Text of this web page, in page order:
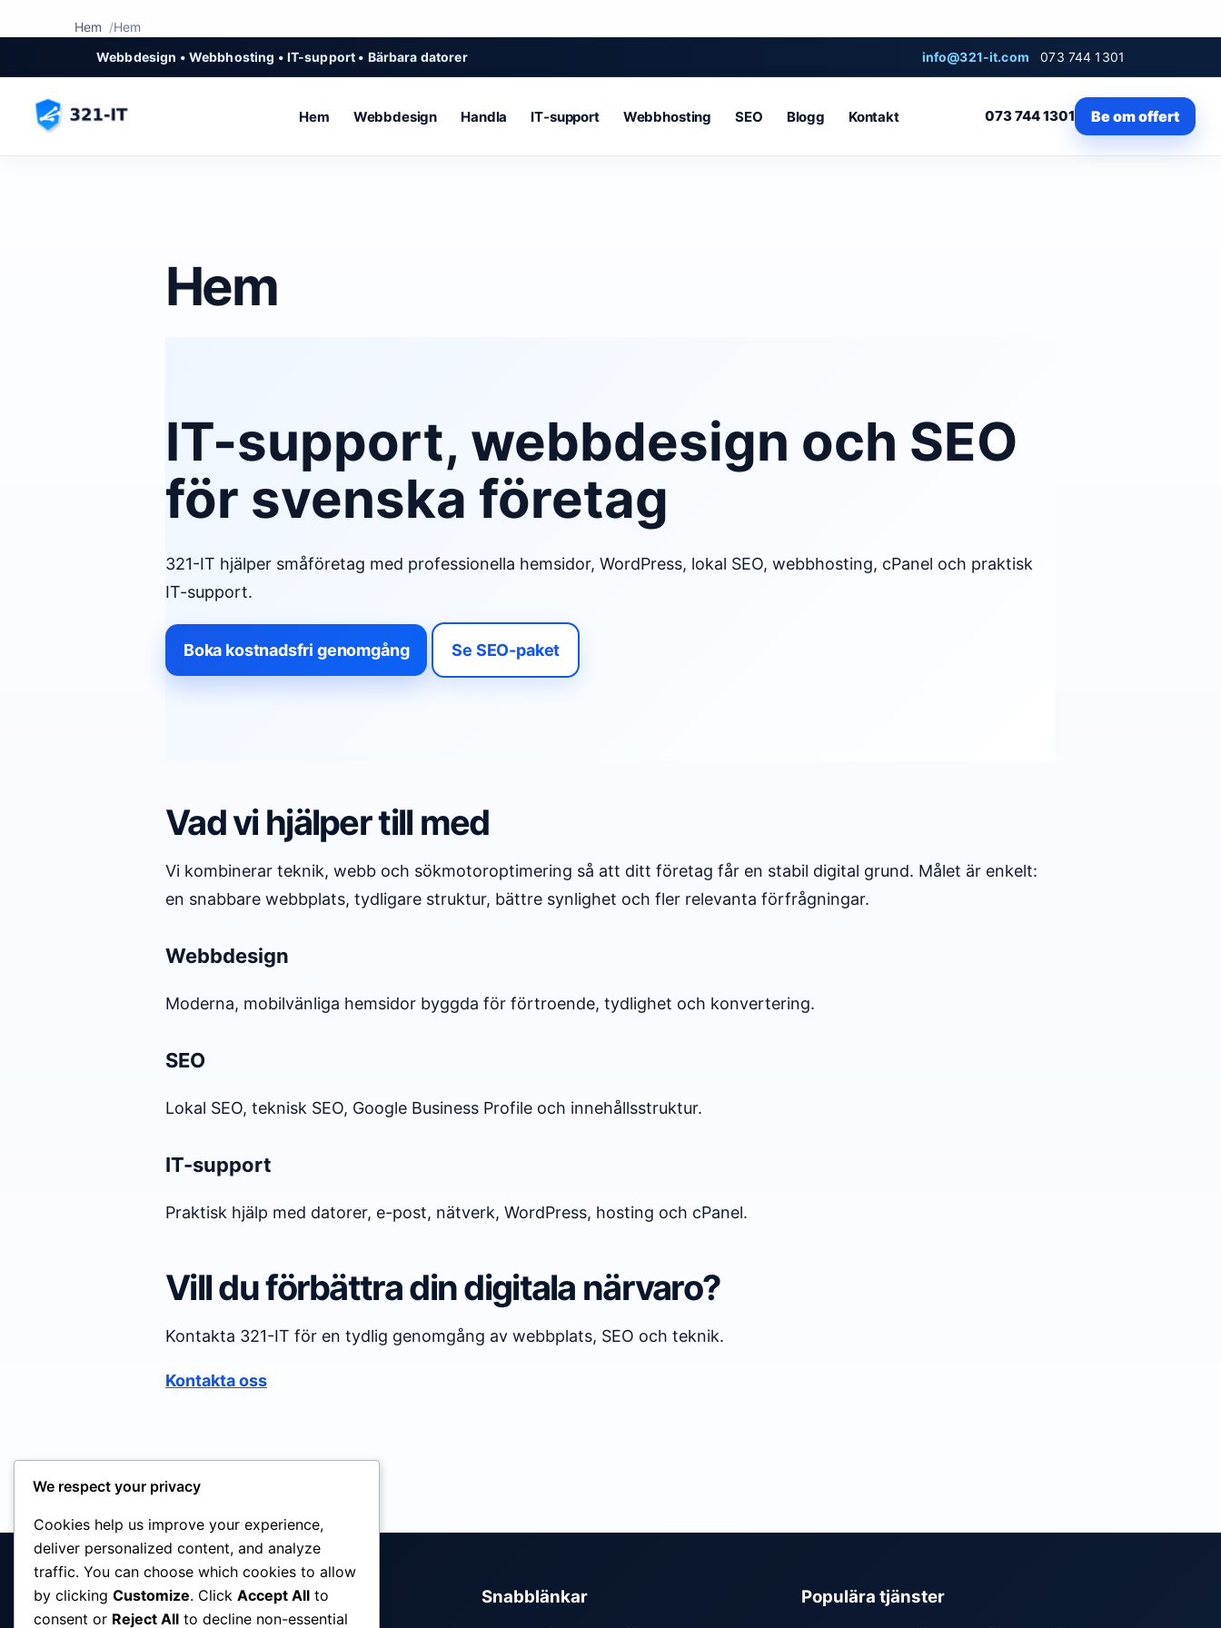
Hem
Hem
Webbdesign • Webbhosting • IT-support • Bärbara datorer
info@321-it.com 073 744 1301
Hem Webbdesign Handla IT‑support Webbhosting SEO Blogg Kontakt 073 744 1301 Be om offert
Hem
IT-support, webbdesign och SEO
för svenska företag
321-IT hjälper småföretag med professionella hemsidor, WordPress, lokal SEO, webbhosting, cPanel och praktisk
IT-support.
Boka kostnadsfri genomgång Se SEO-paket
Vad vi hjälper till med
Vi kombinerar teknik, webb och sökmotoroptimering så att ditt företag får en stabil digital grund. Målet är enkelt:
en snabbare webbplats, tydligare struktur, bättre synlighet och fler relevanta förfrågningar.
Webbdesign
Moderna, mobilvänliga hemsidor byggda för förtroende, tydlighet och konvertering.
SEO
Lokal SEO, teknisk SEO, Google Business Profile och innehållsstruktur.
IT-support
Praktisk hjälp med datorer, e-post, nätverk, WordPress, hosting och cPanel.
Vill du förbättra din digitala närvaro?
Kontakta 321-IT för en tydlig genomgång av webbplats, SEO och teknik.
Kontakta oss
Snabblänkar Populära tjänster
We respect your privacy
Cookies help us improve your experience,
deliver personalized content, and analyze
traffic. You can choose which cookies to allow
by clicking Customize. Click Accept All to
consent or Reject All to decline non-essential